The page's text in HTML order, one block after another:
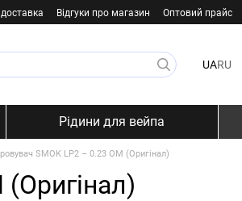
Відгуки про магазин Оптовий прайс
UARU
Рідини для вейпа
SMOK LP2 – 0.23 ОМ (Оригінал)